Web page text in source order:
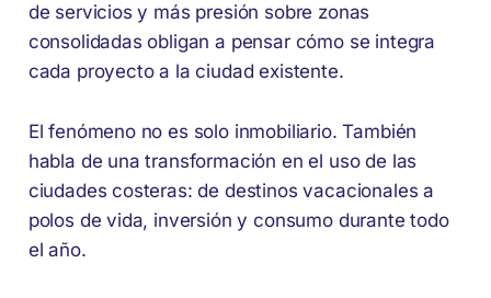
de servicios y más presión sobre zonas
consolidadas obligan a pensar cómo se integra
cada proyecto a la ciudad existente.
El fenómeno no es solo inmobiliario. También
habla de una transformación en el uso de las
ciudades costeras: de destinos vacacionales a
polos de vida, inversión y consumo durante todo
el año.